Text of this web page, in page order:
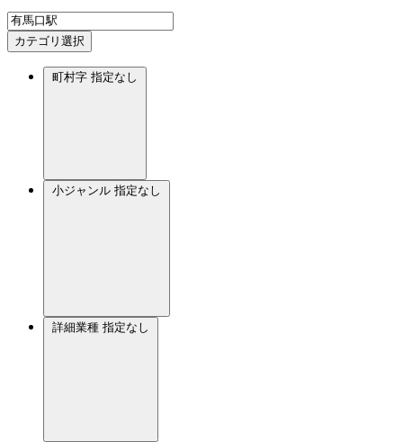
カテゴリ選択
町村字 指定なし
小ジャンル 指定なし
詳細業種 指定なし